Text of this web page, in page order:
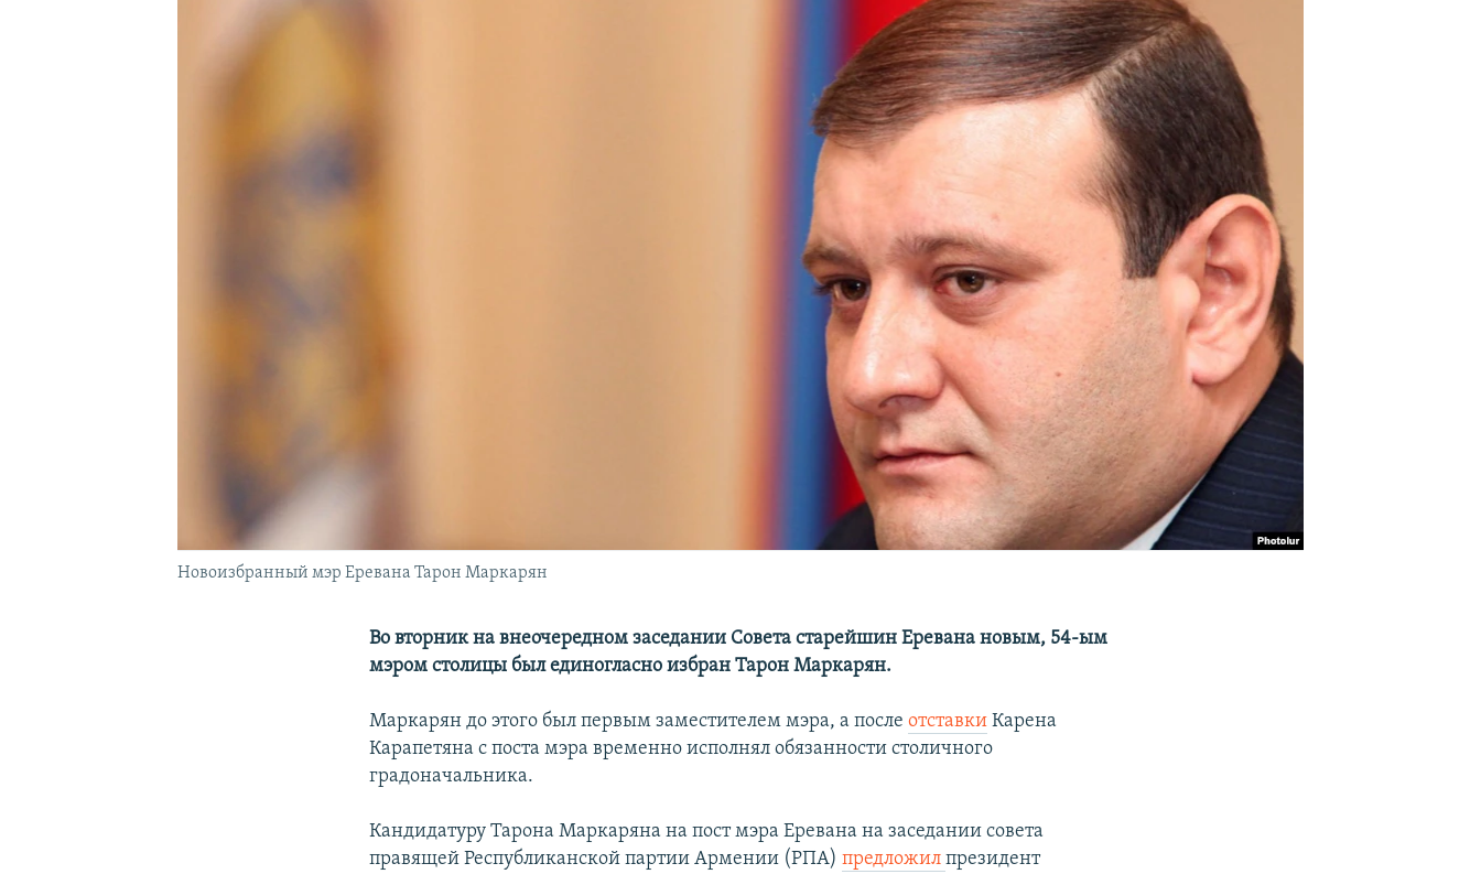
Новоизбранный мэр Еревана Тарон Маркарян
Во вторник на внеочередном заседании Совета старейшин Еревана новым, 54-ым
мэром столицы был единогласно избран Тарон Маркарян.
Маркарян до этого был первым заместителем мэра, а послеотставки Карена
Карапетяна с поста мэра временно исполнял обязанности столичного
градоначальника.
Кандидатуру Тарона Маркаряна на пост мэра Еревана на заседании совета
правящей Республиканской партии Армении (РПА)предложилпрезидент